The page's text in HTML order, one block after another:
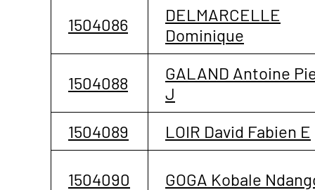
1504086
DELMARCELLE
Dominique
1504088
GALAND Antoine
J
1504089
LOIR David Fabien E
1504090 GOGA Kobale